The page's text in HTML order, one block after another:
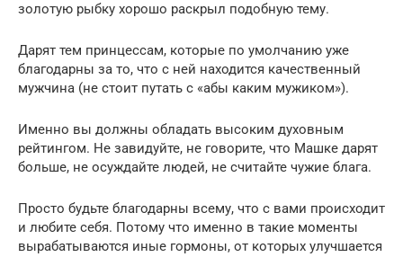
золотую рыбку хорошо раскрыл подобную тему.
Дарят тем принцессам, которые по умолчанию уже
благодарны за то, что с ней находится качественный
мужчина (не стоит путать с «абы каким мужиком»).
Именно вы должны обладать высоким духовным
рейтингом. Не завидуйте, не говорите, что Машке дарят
больше, не осуждайте людей, не считайте чужие блага.
Просто будьте благодарны всему, что с вами происходит
и любите себя. Потому что именно в такие моменты
вырабатываются иные гормоны, от которых улучшается